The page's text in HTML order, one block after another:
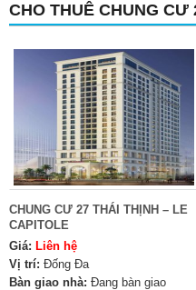
CHO THUÊ CHUNG CƯ
CHUNG CƯ 27 THÁI THỊNH – LE
CAPITOLE
Giá: Liên hệ
Vị trí: Đống Đa
Bàn giao nhà: Đang bàn giao